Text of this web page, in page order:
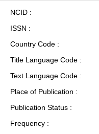
NCID
ISSN
Country Code
Title Language Code
Text Language Code
Place of Publication
Publication Status
Frequency